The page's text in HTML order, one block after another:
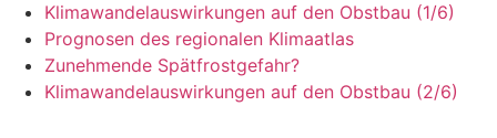
Klimawandelauswirkungen auf den Obstbau (1/6)
Prognosen des regionalen Klimaatlas
Zunehmende Spätfrostgefahr?
Klimawandelauswirkungen auf den Obstbau (2/6)